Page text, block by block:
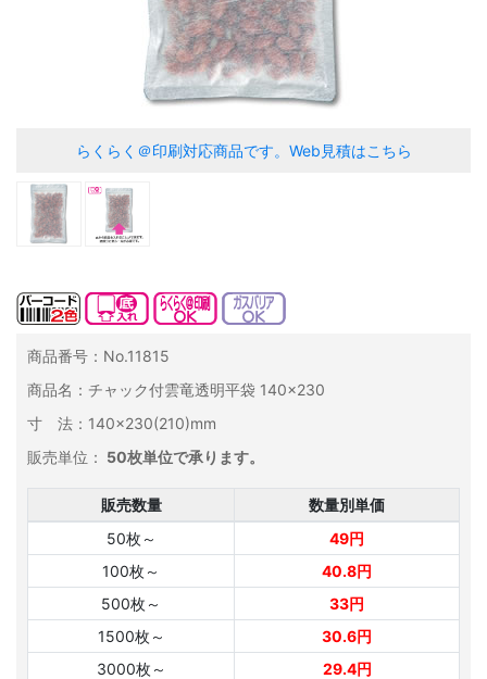
らくらく＠印刷対応商品です。 Web見積はこちら
商品番号：No.11815
商品名：チャック付雲竜透明平袋 140×230
寸 法：140×230(210)mm
販売単位： 50枚単位で承ります。
販売数量
数量別単価
50枚～
49円
100枚～
40.8円
500枚～
33円
1500枚～
30.6円
3000枚～
29.4円